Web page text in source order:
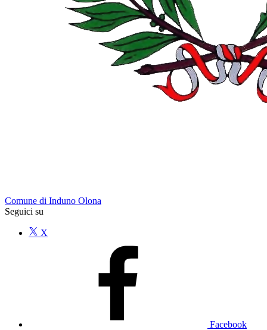
Comune di Induno Olona
Seguici su
X
Facebook